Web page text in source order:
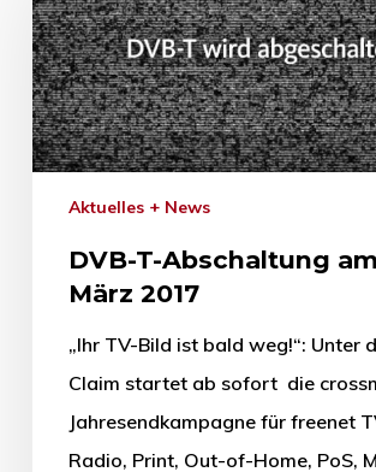
Aktuelles + News
DVB-T-Abschaltung
März 2017
„Ihr TV-Bild ist bald weg!“: Unter
Claim startet ab sofort die
Jahresendkampagne für freenet
Radio, Print, Out-of-Home, PoS,